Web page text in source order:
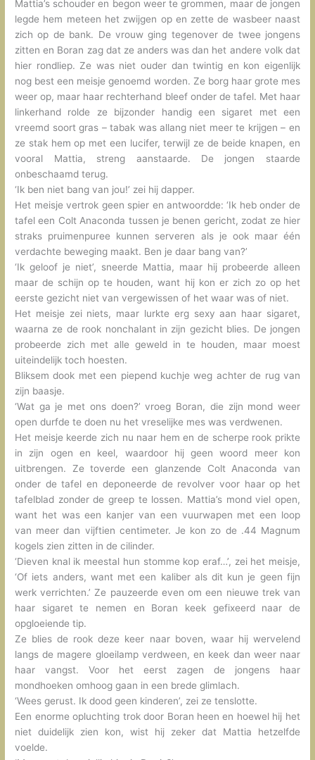
Mattia’s schouder en begon weer te grommen, maar de jongen
legde hem meteen het zwijgen op en zette de wasbeer naast
zich op de bank. De vrouw ging tegenover de twee jongens
zitten en Boran zag dat ze anders was dan het andere volk dat
hier rondliep. Ze was niet ouder dan twintig en kon eigenlijk
nog best een meisje genoemd worden. Ze borg haar grote mes
weer op, maar haar rechterhand bleef onder de tafel. Met haar
linkerhand rolde ze bijzonder handig een sigaret met een
vreemd soort gras – tabak was allang niet meer te krijgen – en
ze stak hem op met een lucifer, terwijl ze de beide knapen, en
vooral Mattia, streng aanstaarde. De jongen staarde
onbeschaamd terug.
‘Ik ben niet bang van jou!’ zei hij dapper.
Het meisje vertrok geen spier en antwoordde: ‘Ik heb onder de
tafel een Colt Anaconda tussen je benen gericht, zodat ze hier
straks pruimenpuree kunnen serveren als je ook maar één
verdachte beweging maakt. Ben je daar bang van?’
‘Ik geloof je niet’, sneerde Mattia, maar hij probeerde alleen
maar de schijn op te houden, want hij kon er zich zo op het
eerste gezicht niet van vergewissen of het waar was of niet.
Het meisje zei niets, maar lurkte erg sexy aan haar sigaret,
waarna ze de rook nonchalant in zijn gezicht blies. De jongen
probeerde zich met alle geweld in te houden, maar moest
uiteindelijk toch hoesten.
Bliksem dook met een piepend kuchje weg achter de rug van
zijn baasje.
‘Wat ga je met ons doen?’ vroeg Boran, die zijn mond weer
open durfde te doen nu het vreselijke mes was verdwenen.
Het meisje keerde zich nu naar hem en de scherpe rook prikte
in zijn ogen en keel, waardoor hij geen woord meer kon
uitbrengen. Ze toverde een glanzende Colt Anaconda van
onder de tafel en deponeerde de revolver voor haar op het
tafelblad zonder de greep te lossen. Mattia’s mond viel open,
want het was een kanjer van een vuurwapen met een loop
van meer dan vijftien centimeter. Je kon zo de .44 Magnum
kogels zien zitten in de cilinder.
‘Dieven knal ik meestal hun stomme kop eraf…’, zei het meisje,
‘Of iets anders, want met een kaliber als dit kun je geen fijn
werk verrichten.’ Ze pauzeerde even om een nieuwe trek van
haar sigaret te nemen en Boran keek gefixeerd naar de
opgloeiende tip.
Ze blies de rook deze keer naar boven, waar hij wervelend
langs de magere gloeilamp verdween, en keek dan weer naar
haar vangst. Voor het eerst zagen de jongens haar
mondhoeken omhoog gaan in een brede glimlach.
‘Wees gerust. Ik dood geen kinderen’, zei ze tenslotte.
Een enorme opluchting trok door Boran heen en hoewel hij het
niet duidelijk zien kon, wist hij zeker dat Mattia hetzelfde
voelde.